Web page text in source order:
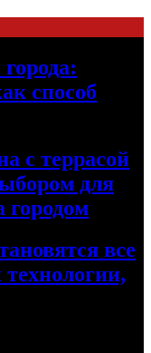
способ
с террасой
для
городом
все